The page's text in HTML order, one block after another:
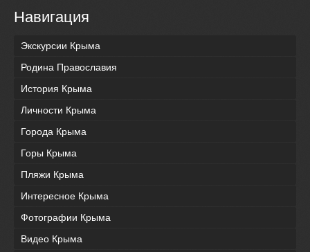
Навигация
Экскурсии Крыма
Родина Православия
История Крыма
Личности Крыма
Города Крыма
Горы Крыма
Пляжи Крыма
Интересное Крыма
Фотографии Крыма
Видео Крыма